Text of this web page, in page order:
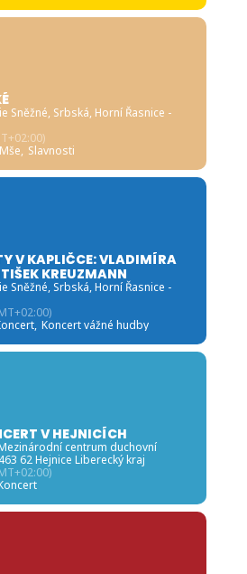
Sněžné, Srbská, Horní Řasnice -
Mše, Slavnosti
V KAPLIČCE: VLADIMÍRA
KREUZMANN
Sněžné, Srbská, Horní Řasnice -
Koncert vážné hudby
V HEJNICÍCH
centrum duchovní
62 Hejnice Liberecký kraj